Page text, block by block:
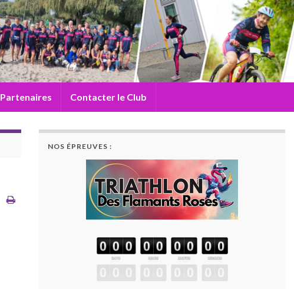
Partenaires Contacter le Club
NOS ÉPREUVES :